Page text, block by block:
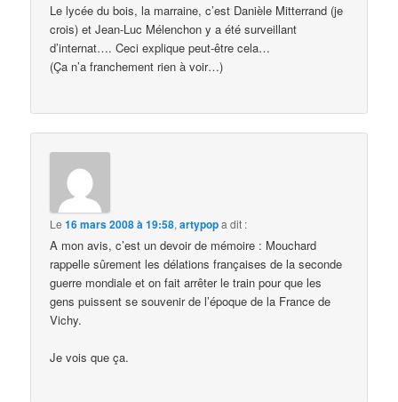
Le lycée du bois, la marraine, c’est Danièle Mitterrand (je
crois) et Jean-Luc Mélenchon y a été surveillant
d’internat…. Ceci explique peut-être cela…
(Ça n’a franchement rien à voir…)
Le16 mars 2008 à 19:58,artypopa dit :
A mon avis, c’est un devoir de mémoire : Mouchard
rappelle sûrement les délations françaises de la seconde
guerre mondiale et on fait arrêter le train pour que les
gens puissent se souvenir de l’époque de la France de
Vichy.
Je vois que ça.